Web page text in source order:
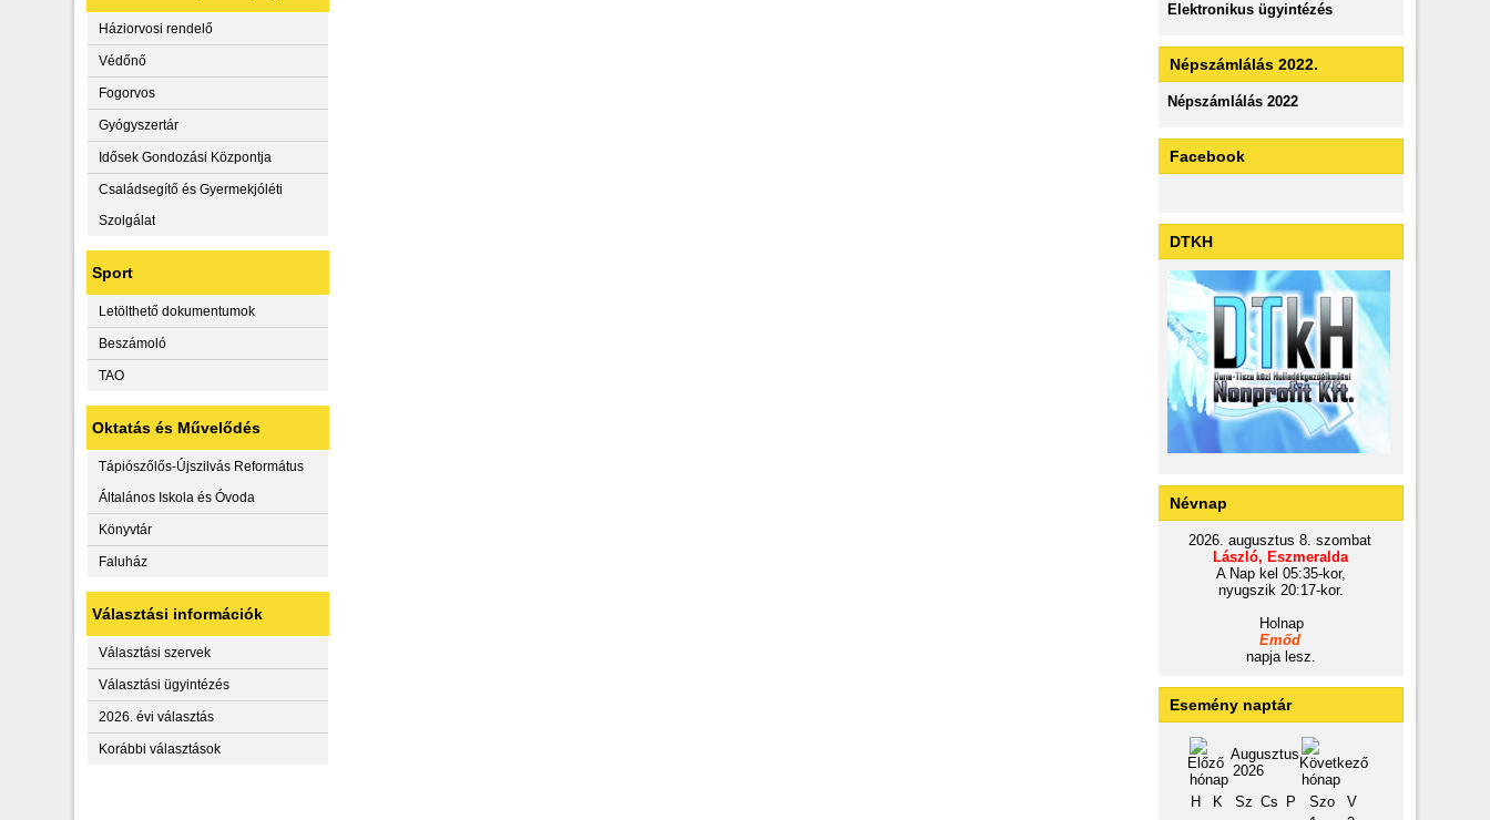
Háziorvosi rendelő
Védőnő
Fogorvos
Gyógyszertár
Idősek Gondozási Központja
Családsegítő és Gyermekjóléti
Szolgálat
Sport
Letölthető dokumentumok
Beszámoló
TAO
Oktatás és Művelődés
Tápiószőlős-Újszilvás Református
Általános Iskola és Óvoda
Könyvtár
Faluház
Választási információk
Választási szervek
Választási ügyintézés
2026. évi választás
Korábbi választások
Elektronikus ügyintézés
Népszámlálás 2022.
Népszámlálás 2022
Facebook
DTKH
Névnap
2026. augusztus 8. szombat
László, Eszmeralda
A Nap kel 05:35-kor,
nyugszik 20:17-kor.
Holnap
Emőd
napja lesz.
Esemény naptár
Augusztus
2026
H
K Sz Cs P Szo
V